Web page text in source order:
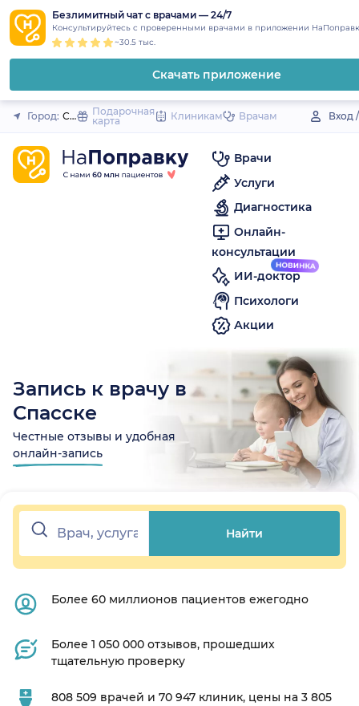
to
content
Безлимитный чат с врачами — 24/7
Консультируйтесь с проверенными врачами в приложении
~30.5 тыс.
Скачать приложение
Закрыть
Город: СпасскПодарочная
карта
Клиникам Врачам Вход
Врачи
Услуги
Диагностика
Онлайн-
консультации
ИИ-доктор
Психологи
Акции
Запись к врачу в
Спасске
Честные отзывы и удобная
онлайн-запись
Найти
Более 60 миллионов пациентов ежегодно
Более 1 050 000 отзывов, прошедших
тщательную проверку
808 509 врачей и 70 947 клиник, цены на 3 805